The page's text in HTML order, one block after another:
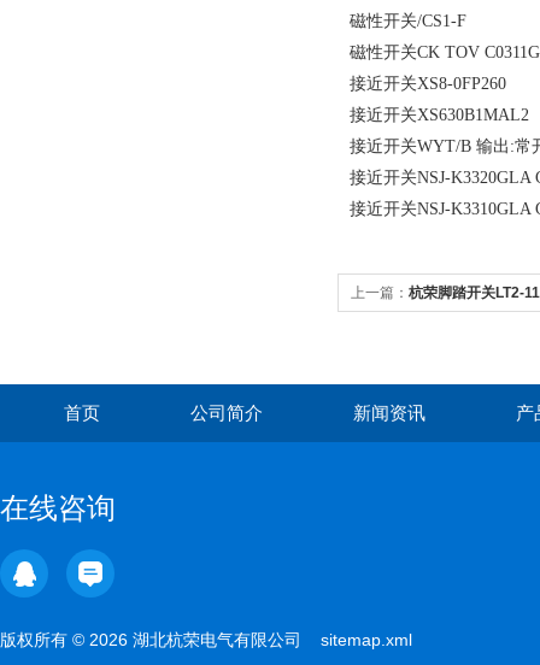
磁性开关/CS1-F
磁性开关CK TOV C0311G
接近开关XS8-0FP260
接近开关XS630B1MAL2
接近开关WYT/B 输出:常
接近开关NSJ-K3320GLA
接近开关NSJ-K3310GLA
上一篇： 杭荣脚踏开关LT2-11
首页 公司简介 新闻资讯 产
在线咨询
版权所有 © 2026 湖北杭荣电气有限公司 sitemap.xml